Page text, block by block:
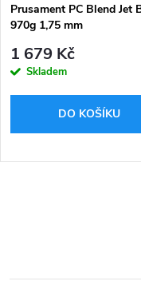
Prusament PC Blend Jet
970g 1,75 mm
1 679 Kč
Skladem
DO KOŠÍKU